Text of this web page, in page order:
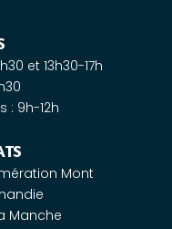
et 13h30-17h
: 9h-12h
Mont
Manche